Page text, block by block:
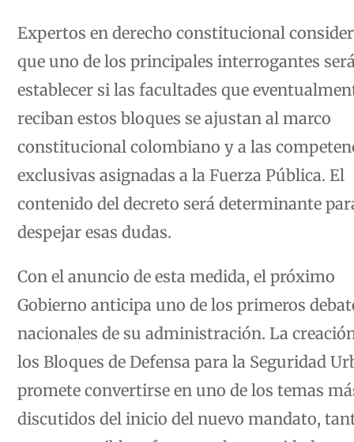
Expertos en derecho constitucional
que uno de los principales interrogantes
establecer si las facultades que
reciban estos bloques se ajustan al marco
constitucional colombiano y a las
exclusivas asignadas a la Fuerza Pública. El
contenido del decreto será determinante
despejar esas dudas.
Con el anuncio de esta medida, el próximo
Gobierno anticipa uno de los primeros
nacionales de su administración. La
los Bloques de Defensa para la Seguridad
promete convertirse en uno de los temas
discutidos del inicio del nuevo mandato,
por sus posibles efectos en la seguridad